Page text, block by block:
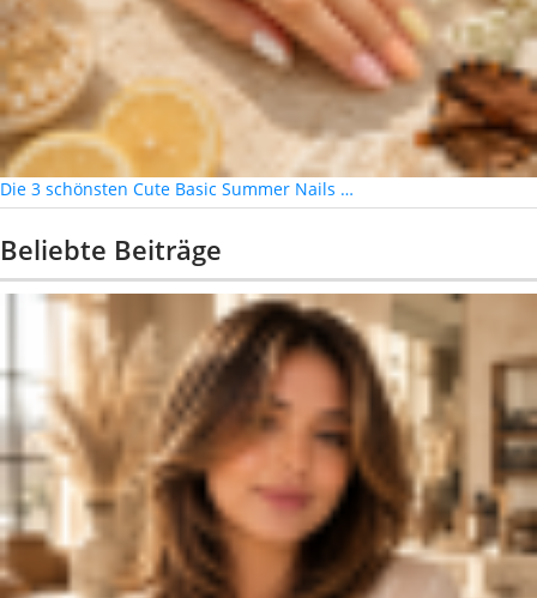
Die 3 schönsten Cute Basic Summer Nails …
Beliebte Beiträge